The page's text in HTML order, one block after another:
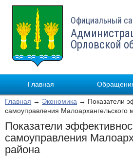
Официальный
Орловской
Главная
Главная → Экономика → Показатели
самоуправления Малоархангельского
Показатели
самоуправления
района